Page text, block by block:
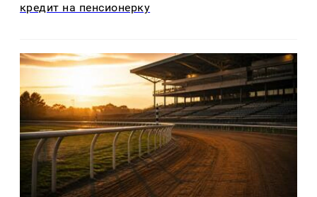
кредит на пенсионерку